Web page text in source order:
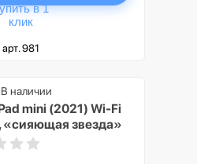
в 1
клик
арт. 981
mini (2021) Wi-Fi
«сияющая звезда»
В наличии